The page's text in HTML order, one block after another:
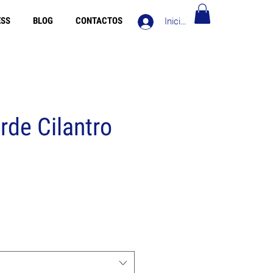
Iniciar sesión
BLOG CONTACTOS
Cilantro